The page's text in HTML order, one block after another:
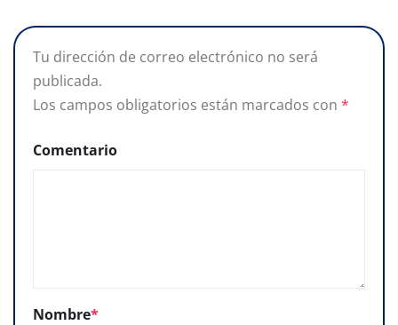
Tu dirección de correo electrónico no será
publicada.
Los campos obligatorios están marcados con *
Comentario
Nombre*